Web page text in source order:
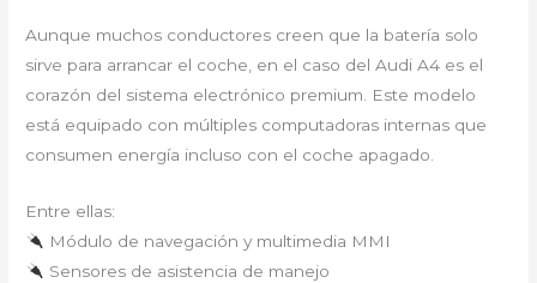
Aunque muchos conductores creen que la batería solo
sirve para arrancar el coche, en el caso del Audi A4 es el
corazón del sistema electrónico premium. Este modelo
está equipado con múltiples computadoras internas que
consumen energía incluso con el coche apagado.
Entre ellas:
Módulo de navegación y multimedia MMI
Sensores de asistencia de manejo